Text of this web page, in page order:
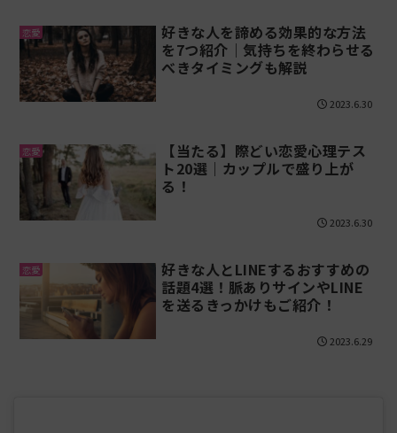
恋愛
好きな人を諦める効果的な方法
を7つ紹介｜気持ちを終わらせる
べきタイミングも解説
2023.6.30
恋愛
【当たる】際どい恋愛心理テス
ト20選｜カップルで盛り上が
る！
2023.6.30
恋愛
好きな人とLINEするおすすめの
話題4選！脈ありサインやLINE
を送るきっかけもご紹介！
2023.6.29